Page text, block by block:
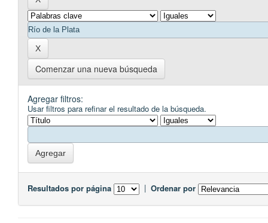
Comenzar una nueva búsqueda
Agregar filtros:
Usar filtros para refinar el resultado de la búsqueda.
Resultados por página | Ordenar por